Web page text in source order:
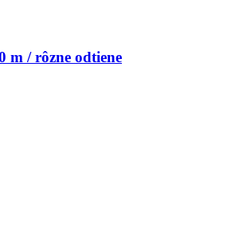
m / rôzne odtiene